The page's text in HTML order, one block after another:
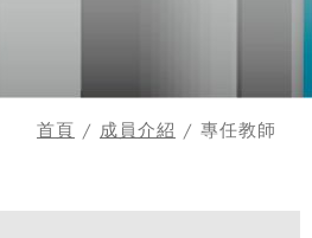
首頁 / 成員介紹 / 專任教師